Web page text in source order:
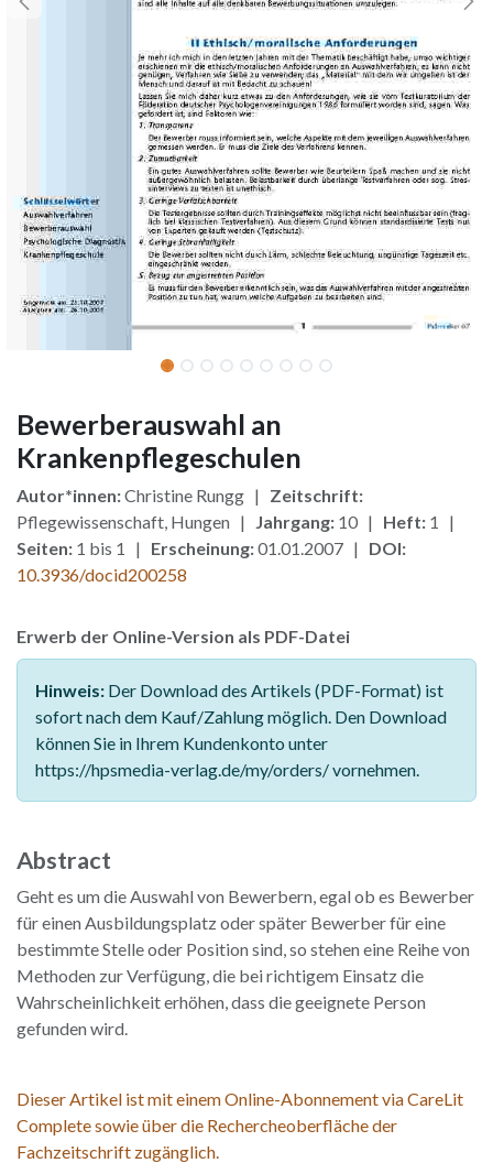
Bewerberauswahl an
Krankenpflegeschulen
Autor*innen:Christine Rungg | Zeitschrift:
Pflegewissenschaft, Hungen | Jahrgang: 10 | Heft: 1 |
Seiten: 1 bis 1 | Erscheinung:01.01.2007 | DOI:
10.3936/docid200258
Erwerb der Online-Version als PDF-Datei
Hinweis: Der Download des Artikels (PDF-Format) ist
sofort nach dem Kauf/Zahlung möglich. Den Download
können Sie in Ihrem Kundenkonto unter
https://hpsmedia-verlag.de/my/orders/ vornehmen.
Abstract
Geht es um die Auswahl von Bewerbern, egal ob es Bewerber
für einen Ausbildungsplatz oder später Bewerber für eine
bestimmte Stelle oder Position sind, so stehen eine Reihe von
Methoden zur Verfügung, die bei richtigem Einsatz die
Wahrscheinlichkeit erhöhen, dass die geeignete Person
gefunden wird.
Dieser Artikel ist mit einem Online-Abonnement via CareLit
Complete sowie über die Rechercheoberfläche der
Fachzeitschrift zugänglich.